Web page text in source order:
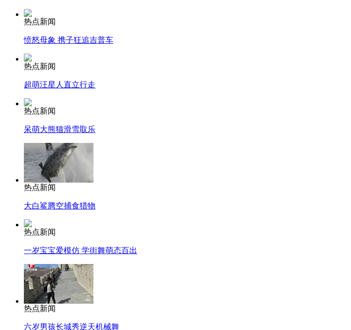
热点新闻
愤怒母象 携子狂追吉普车
热点新闻
超萌汪星人直立行走
热点新闻
呆萌大熊猫滑雪取乐
热点新闻
大白鲨腾空捕食猎物
热点新闻
一岁宝宝爱模仿 学街舞萌态百出
热点新闻
六岁男孩长城秀逆天机械舞